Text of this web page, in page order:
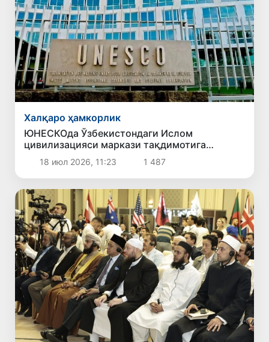
Халқаро ҳамкорлик
ЮНЕСКОда Ўзбекистондаги Ислом
цивилизацияси маркази тақдимотига
тайёргарлик бошланди
18 июл 2026, 11:23 1 487